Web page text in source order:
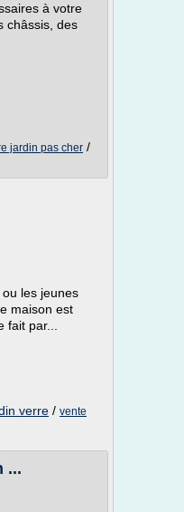
à votre
châssis, des
jardin pas cher /
les jeunes
maison est
par...
verre / vente
...